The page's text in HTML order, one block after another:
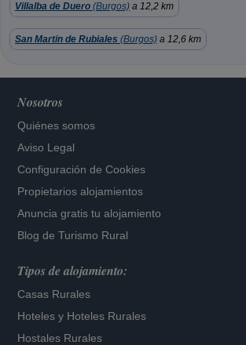
Villalba de Duero (Burgos) a 12,2 km
San Martin de Rubiales (Burgos) a 12,6 km
Nosotros
Quiénes somos
Aviso Legal
Configuración de Cookies
Propietarios alojamientos
Anuncia gratis tu alojamiento
Blog de Turismo Rural
Tipos de alojamiento:
Casas Rurales
Hoteles y Hoteles Rurales
Hostales Rurales